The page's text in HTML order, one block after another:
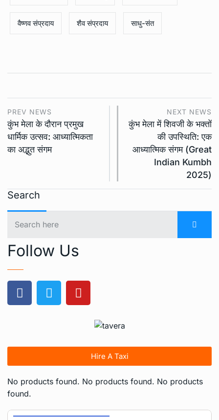
वैष्णव संप्रदाय शैव संप्रदाय साधु-संत
PREV NEWS
कुंभ मेला के दौरान प्रमुख
धार्मिक उत्सव: आध्यात्मिकता
का अद्भुत संगम
NEXT NEWS
कुंभ मेला में शिवजी के भक्तों
की उपस्थिति: एक
आध्यात्मिक संगम (Great
Indian Kumbh
2025)
Search
Follow Us
Hire A Taxi
No products found. No products found. No products
found.